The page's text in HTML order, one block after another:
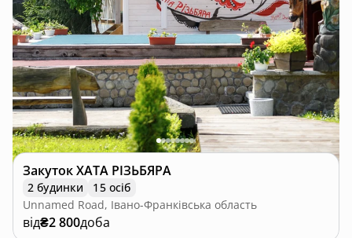
Закуток ХАТА РІЗЬБЯРА
2 будинки
15 осіб
Unnamed Road, Івано-Франківська область
від₴2 800доба